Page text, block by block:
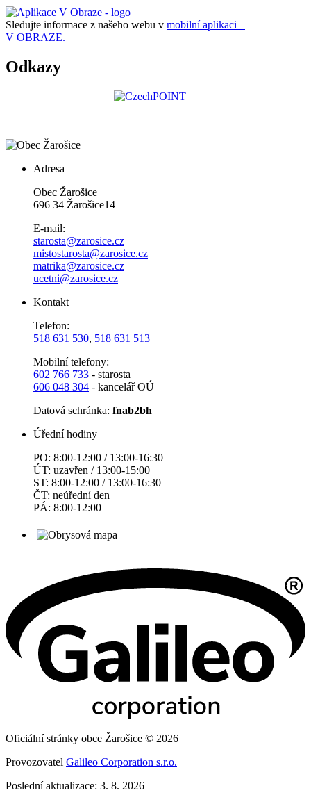
Sledujte informace z našeho webu v mobilní aplikaci –
V OBRAZE.
Odkazy
Adresa
Obec Žarošice
696 34 Žarošice14
E-mail:
starosta@zarosice.cz
mistostarosta@zarosice.cz
matrika@zarosice.cz
ucetni@zarosice.cz
Kontakt
Telefon:
518 631 530, 518 631 513
Mobilní telefony:
602 766 733 - starosta
606 048 304 - kancelář OÚ
Datová schránka: fnab2bh
Úřední hodiny
PO: 8:00-12:00 / 13:00-16:30
ÚT: uzavřen / 13:00-15:00
ST: 8:00-12:00 / 13:00-16:30
ČT: neúřední den
PÁ: 8:00-12:00
Oficiální stránky obce Žarošice © 2026
Provozovatel Galileo Corporation s.r.o.
Poslední aktualizace: 3. 8. 2026